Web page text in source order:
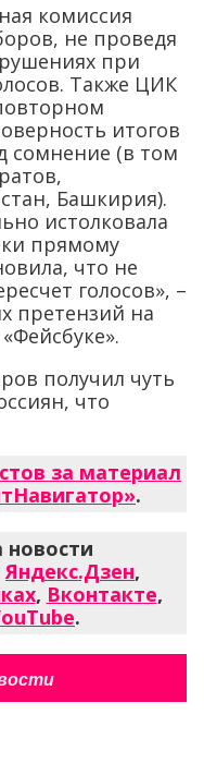
комиссия
не проведя
при
Также ЦИК
итогов
сомнение (в том
Башкирия).
истолковала
прямому
что не
голосов», –
претензий на
получил чуть
что
за материал
.
Яндекс.Дзен,
, Вконтакте,
.